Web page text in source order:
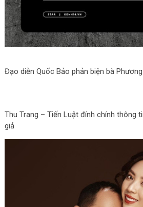
Đạo diễn Quốc Bảo phản biện bà
Thu Trang – Tiến Luật đính chính thông
giả